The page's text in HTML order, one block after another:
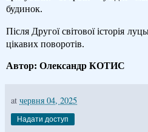
будинок.
Після Другої світової історія
цікавих поворотів.
Автор: Олександр КОТИС
at червня 04, 2025
Надати доступ